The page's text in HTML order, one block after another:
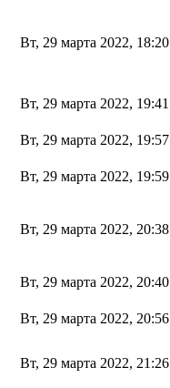
Вт, 29 марта 2022, 18:20
Вт, 29 марта 2022, 19:41
Вт, 29 марта 2022, 19:57
Вт, 29 марта 2022, 19:59
Вт, 29 марта 2022, 20:38
Вт, 29 марта 2022, 20:40
Вт, 29 марта 2022, 20:56
Вт, 29 марта 2022, 21:26